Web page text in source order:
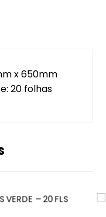
x 650mm
20 folhas